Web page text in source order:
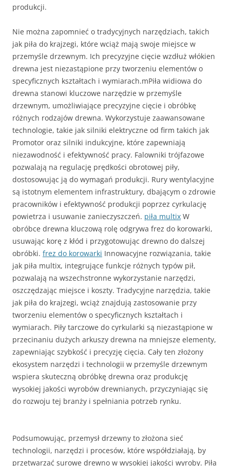
produkcji.
Nie można zapomnieć o tradycyjnych narzędziach, takich
jak piła do krajzegi, które wciąż mają swoje miejsce w
przemyśle drzewnym. Ich precyzyjne cięcie wzdłuż włókien
drewna jest niezastąpione przy tworzeniu elementów o
specyficznych kształtach i wymiarach.mPiła widiowa do
drewna stanowi kluczowe narzędzie w przemyśle
drzewnym, umożliwiające precyzyjne cięcie i obróbkę
różnych rodzajów drewna. Wykorzystuje zaawansowane
technologie, takie jak silniki elektryczne od firm takich jak
Promotor oraz silniki indukcyjne, które zapewniają
niezawodność i efektywność pracy. Falowniki trójfazowe
pozwalają na regulację prędkości obrotowej piły,
dostosowując ją do wymagań produkcji. Rury wentylacyjne
są istotnym elementem infrastruktury, dbającym o zdrowie
pracowników i efektywność produkcji poprzez cyrkulację
powietrza i usuwanie zanieczyszczeń. piła multix W
obróbce drewna kluczową rolę odgrywa frez do korowarki,
usuwając korę z kłód i przygotowując drewno do dalszej
obróbki. frez do korowarki Innowacyjne rozwiązania, takie
jak piła multix, integrujące funkcje różnych typów pił,
pozwalają na wszechstronne wykorzystanie narzędzi,
oszczędzając miejsce i koszty. Tradycyjne narzędzia, takie
jak piła do krajzegi, wciąż znajdują zastosowanie przy
tworzeniu elementów o specyficznych kształtach i
wymiarach. Piły tarczowe do cyrkularki są niezastąpione w
przecinaniu dużych arkuszy drewna na mniejsze elementy,
zapewniając szybkość i precyzję cięcia. Cały ten złożony
ekosystem narzędzi i technologii w przemyśle drzewnym
wspiera skuteczną obróbkę drewna oraz produkcję
wysokiej jakości wyrobów drewnianych, przyczyniając się
do rozwoju tej branży i spełniania potrzeb rynku.
Podsumowując, przemysł drzewny to złożona sieć
technologii, narzędzi i procesów, które współdziałają, by
przetwarzać surowe drewno w wysokiej jakości wyroby. Piła